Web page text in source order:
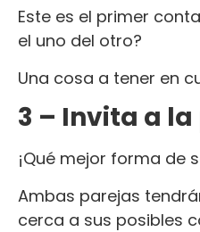
Este es el primer
el uno del otro?
Una cosa a tener en
3 – Invita a
¡Qué mejor forma de
Ambas parejas
cerca a sus posibles